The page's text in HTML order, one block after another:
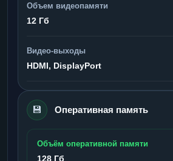
Объем видеопамяти
12 Гб
Видео-выходы
HDMI, DisplayPort
💾 Оперативная память
Объём оперативной памяти
128 Гб